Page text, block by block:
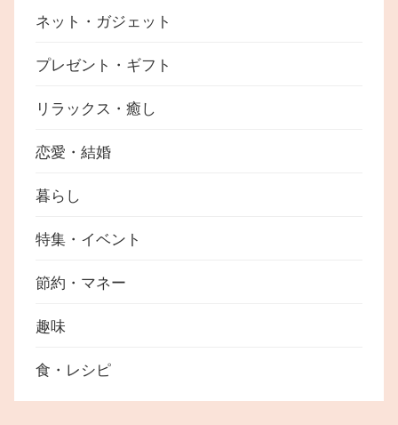
ネット・ガジェット
プレゼント・ギフト
リラックス・癒し
恋愛・結婚
暮らし
特集・イベント
節約・マネー
趣味
食・レシピ